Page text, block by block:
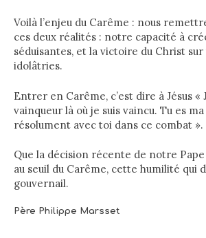
Voilà l’enjeu du Carême : nous
ces deux réalités : notre capacité à
séduisantes, et la victoire du Christ
idolâtries.
Entrer en Carême, c’est dire à Jésus «
vainqueur là où je suis vaincu. Tu es
résolument avec toi dans ce combat ».
Que la décision récente de notre
au seuil du Carême, cette humilité qui
gouvernail.
Père Philippe Marsset